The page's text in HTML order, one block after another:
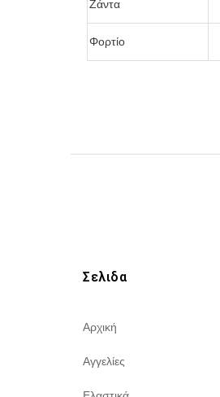
Ζάντα
Φορτίο
Σελιδα
Αρχική
Αγγελίες